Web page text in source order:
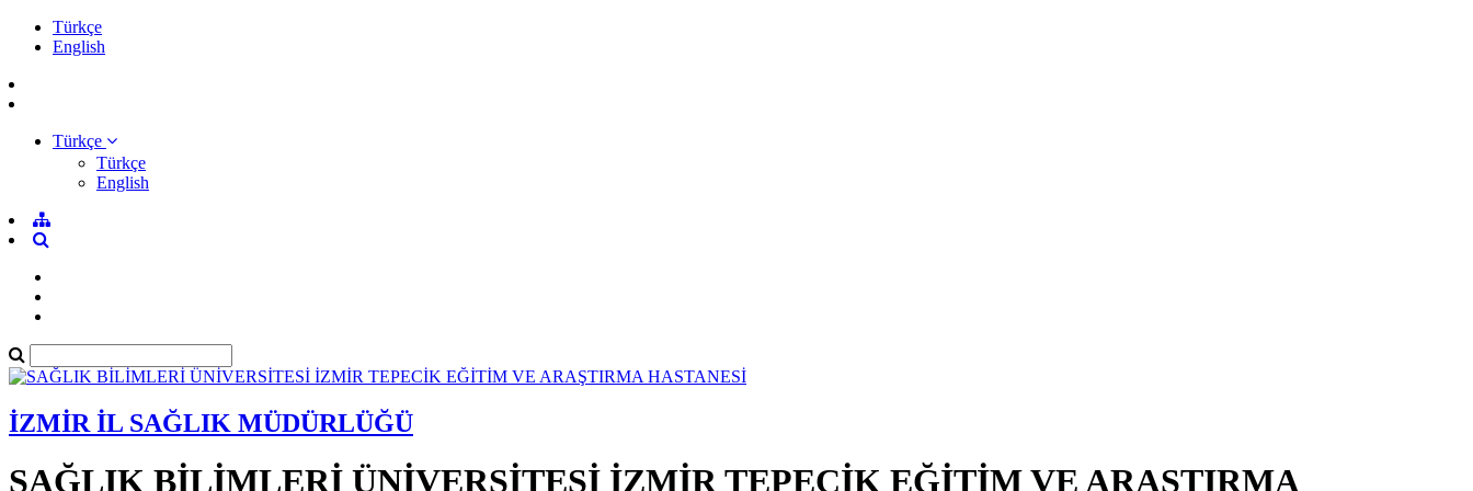
Türkçe
English
Türkçe
Türkçe
English
İZMİR İL SAĞLIK MÜDÜRLÜĞÜ
SAĞLIK BİLİMLERİ ÜNİVERSİTESİ İZMİR TEPECİK EĞİTİM VE ARAŞTIRMA